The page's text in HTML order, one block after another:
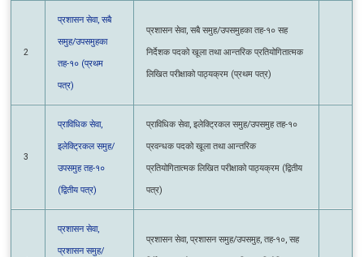
तह-१० (प्रथम
पत्र)
लिखित परीक्षाको पाठ्यक्रम (प्रथम पत्र)
प्राविधिक सेवा,
इलेक्ट्रिकल समुह/
उपसमुह तह-१०
(द्वितीय पत्र)
प्राविधिक सेवा, इलेक्ट्रिकल समुह/उपसमुह तह-१०
प्रवन्धक पदको खूला तथा आन्तरिक
प्रतियोगितात्मक लिखित परीक्षाको पाठ्यक्रम (द्वितीय
पत्र)
प्रशासन सेवा,
प्रशासन समुह/
उपसमुह, तह-१०
(द्वितीय पत्र)
प्रशासन सेवा, प्रशासन समुह/उपसमुह, तह-१०, सह
लिखित परीक्षाको पाठ्यक्रम (द्वितीय पत्र)